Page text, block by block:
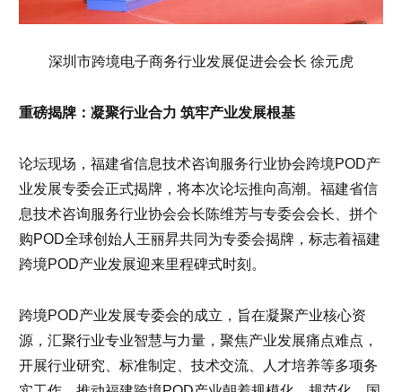
深圳市跨境电子商务行业发展促进会会长 徐元虎
重磅揭牌：凝聚行业合力 筑牢产业发展根基
论坛现场，福建省信息技术咨询服务行业协会跨境POD产
业发展专委会正式揭牌，将本次论坛推向高潮。福建省信
息技术咨询服务行业协会会长陈维芳与专委会会长、拼个
购POD全球创始人王丽昇共同为专委会揭牌，标志着福建
跨境POD产业发展迎来里程碑式时刻。
跨境POD产业发展专委会的成立，旨在凝聚产业核心资
源，汇聚行业专业智慧与力量，聚焦产业发展痛点难点，
开展行业研究、标准制定、技术交流、人才培养等多项务